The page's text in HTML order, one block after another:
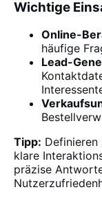
Wichtige
Online-
häufige
Lead-
Tipp:
klare
präzise